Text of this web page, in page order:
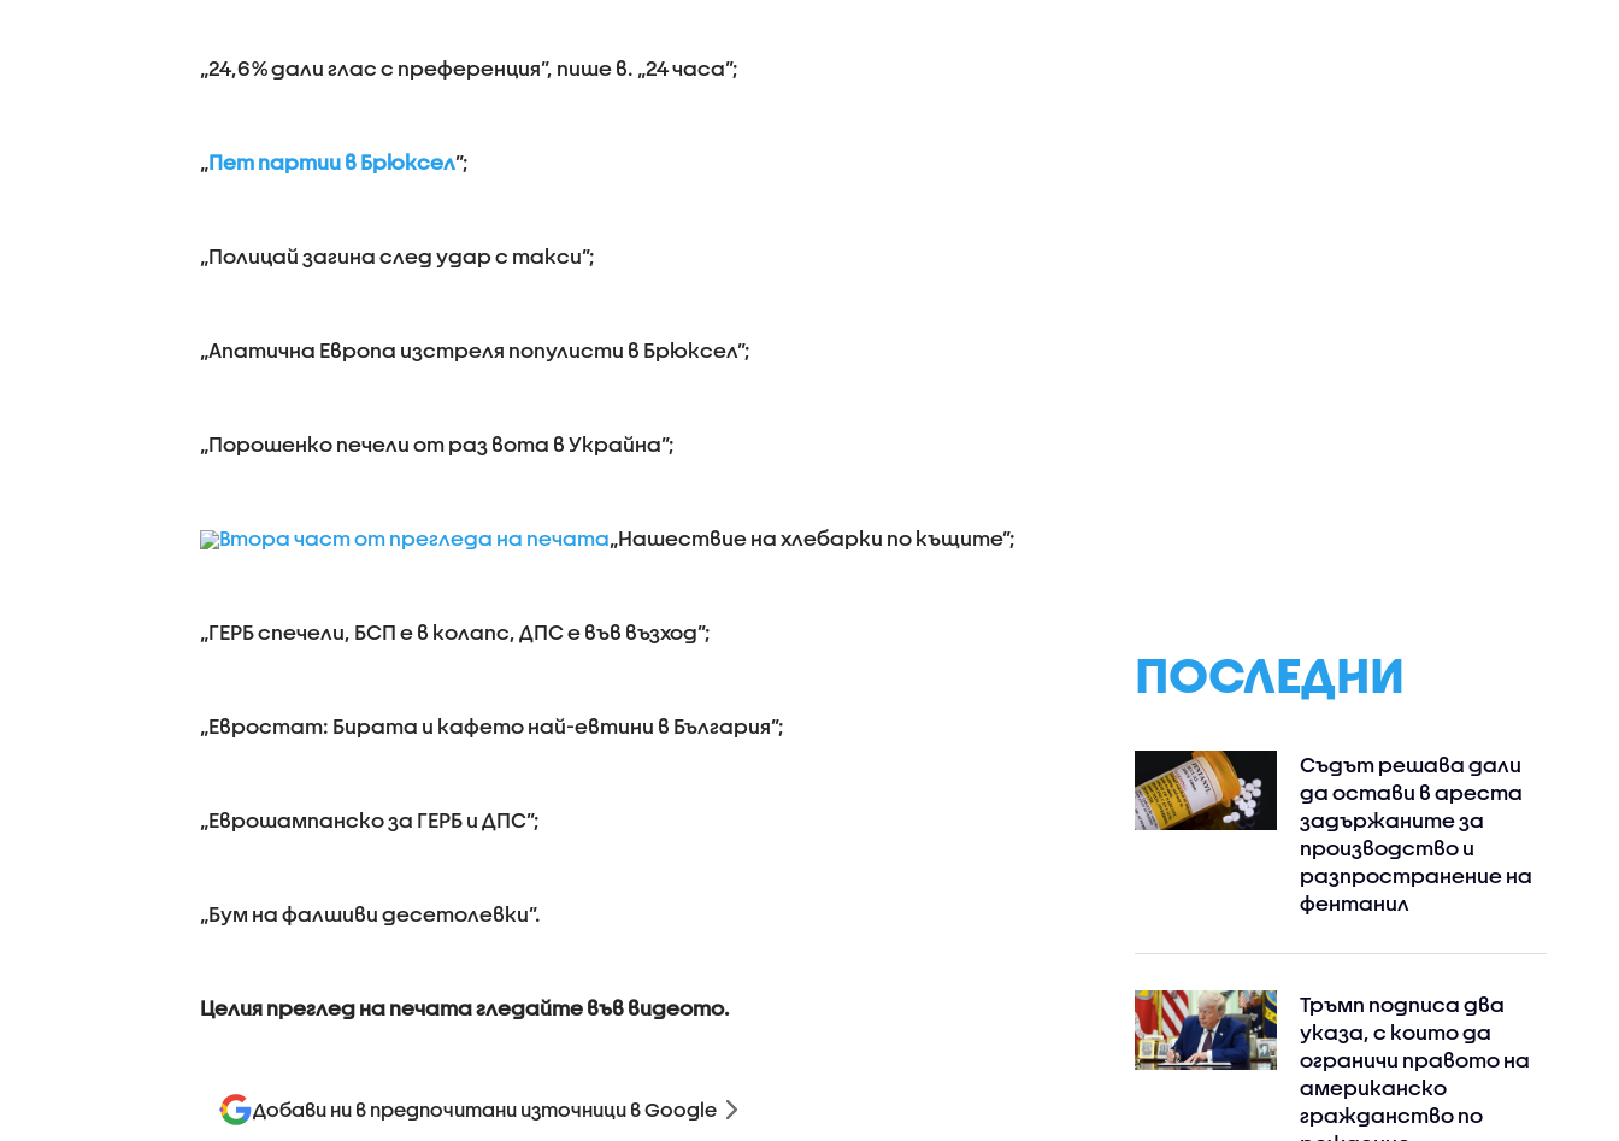
„24,6% дали глас с преференция”, пише в. „24 часа”;
„Пет партии в Брюксел”;
„Полицай загина след удар с такси”;
„Апатична Европа изстреля популисти в Брюксел”;
„Порошенко печели от раз вота в Украйна”;
Втора част от прегледа на печата„Нашествие на хлебарки по къщите”;
„ГЕРБ спечели, БСП е в колапс, ДПС е във възход”;
„Евростат: Бирата и кафето най-евтини в България”;
„Еврошампанско за ГЕРБ и ДПС”;
„Бум на фалшиви десетолевки”.
Целия преглед на печата гледайте във видеото.
Добави ни в предпочитани източници в Google
ПОСЛЕДНИ
Съдът решава дали
да остави в ареста
задържаните за
производство и
разпространение на
фентанил
Тръмп подписа два
указа, с които да
ограничи правото на
американско
гражданство по